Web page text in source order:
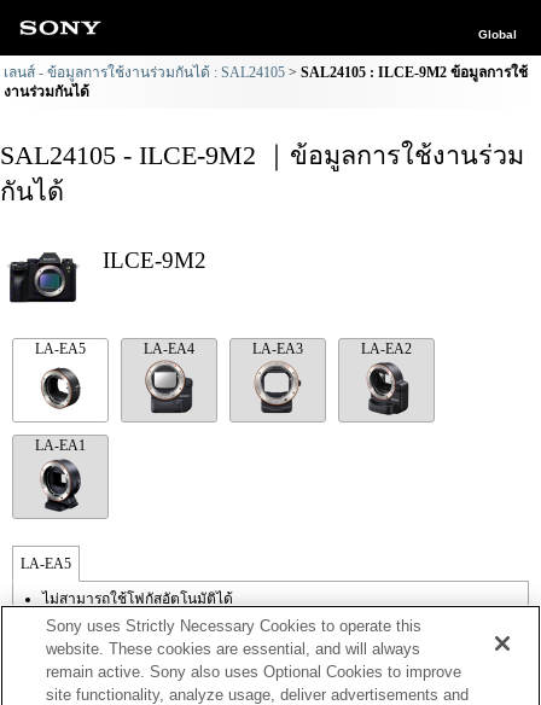
Global
เลนส์ - ข้อมูลการใช้งานร่วมกันได้ : SAL24105
SAL24105 : ILCE-9M2 ข้อมูลการใช้
งานร่วมกันได้
SAL24105 - ILCE-9M2 ｜ข้อมูลการใช้งานร่วม
กันได้
ILCE-9M2
LA-EA5 LA-EA4 LA-EA3 LA-EA2
LA-EA1
LA-EA5
ไม่สามารถใช้โฟกัสอัตโนมัติได้
มีใช้งานพร้อมอะแดปเตอร์เมาส์
เสียงการทำงานของไดอะเฟรมจะถูกบันทึกด้วยไมโครโฟนภายใน
นอกเหนือจากโหมด A (กำหนดค่าช่องรับแสง), S (กำหนดความเร็วชัตเตอร์),
และ M (แมนนวล) แล้ว คุณไม่สามารถปรับช่องรับแสงในระหว่างการบันทึกภาพ
เคลื่อนไหวได้
Sony uses Strictly Necessary Cookies to operate this
website. These cookies are essential, and will always
remain active. Sony also uses Optional Cookies to improve
site functionality, analyze usage, deliver advertisements and